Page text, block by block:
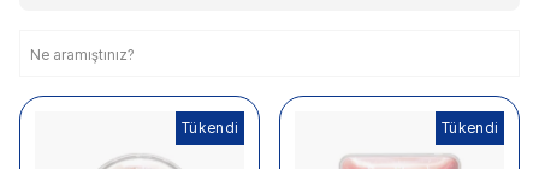
Tükendi TükendiTükendi